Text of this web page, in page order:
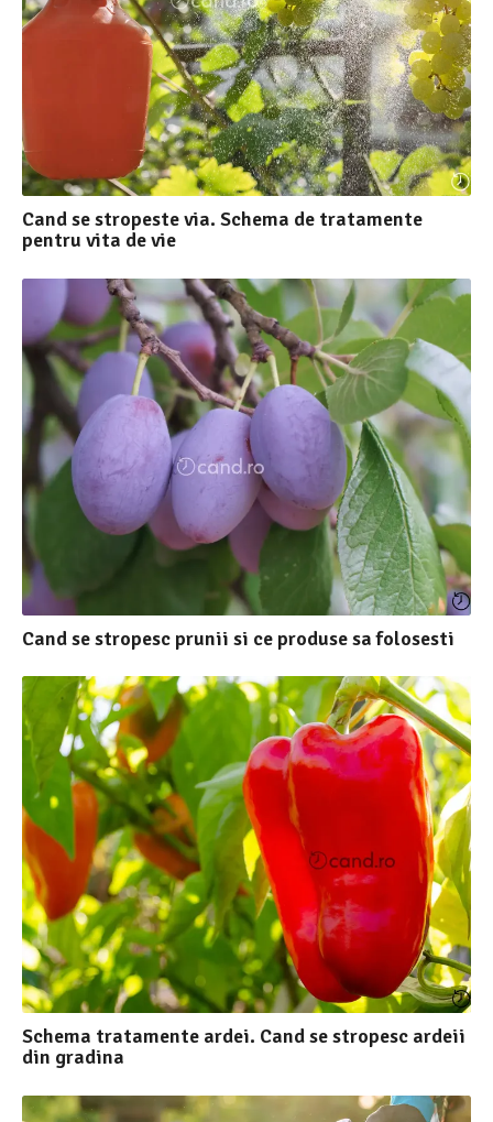
Cand se stropeste via. Schema de tratamente
pentru vita de vie
Cand se stropesc prunii si ce produse sa folosesti
Schema tratamente ardei. Cand se stropesc ardeii
din gradina